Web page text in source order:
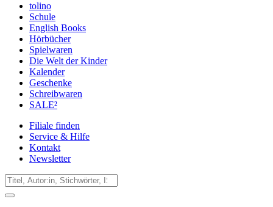
tolino
Schule
English Books
Hörbücher
Spielwaren
Die Welt der Kinder
Kalender
Geschenke
Schreibwaren
SALE²
Filiale finden
Service & Hilfe
Kontakt
Newsletter